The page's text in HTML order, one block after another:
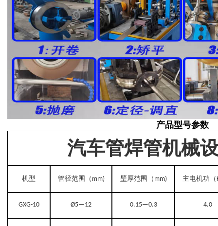
产品型号参数
汽车管焊管机械
机型 管径范围 （mm) 壁厚范围 （mm) 主电机功
GXG-10 Ø5—12 0.15—0.3 4.0